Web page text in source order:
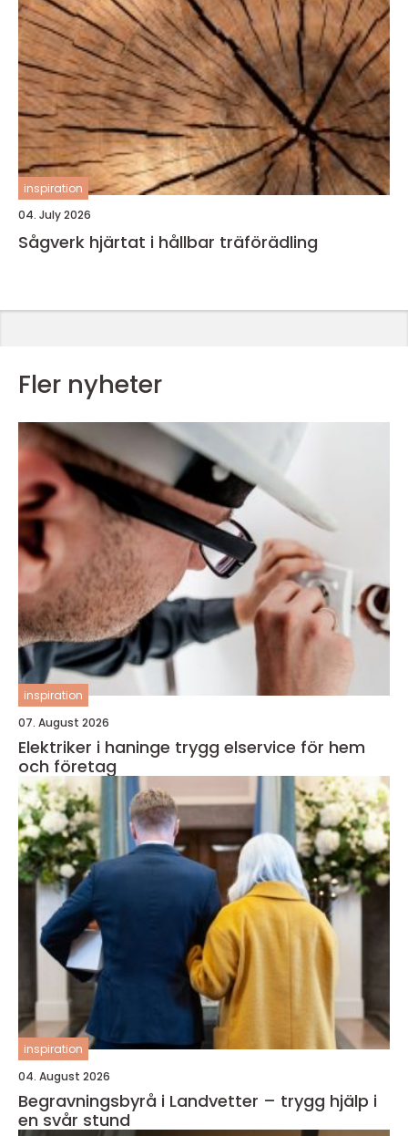
inspiration
04. July 2026
Sågverk hjärtat i hållbar träförädling
Fler nyheter
inspiration
07. August 2026
Elektriker i haninge trygg elservice för hem
och företag
inspiration
04. August 2026
Begravningsbyrå i Landvetter – trygg hjälp i
en svår stund